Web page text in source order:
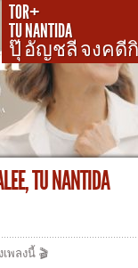
TOR+
TU NANTIDA
ปุ๊ อัญชลี จงคดี
TU NANTIDA
พลงนี้ 🎬